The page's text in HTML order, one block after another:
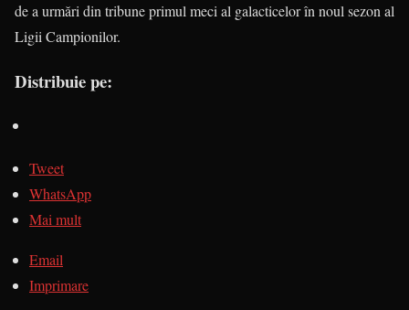
de a urmări din tribune primul meci al galacticelor în noul sezon al
Ligii Campionilor.
Distribuie pe:
Tweet
WhatsApp
Mai mult
Email
Imprimare